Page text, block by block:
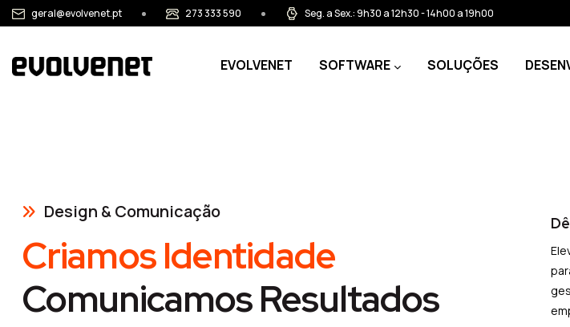
Passar para o conteúdo principal
geral@evolvenet.pt 273 333 590 Seg. a Sex.: 9h30 a 12h30 - 14h00 a 19h00
EVOLVENET SOFTWARE SOLUÇÕES
Design & Comunicação
Criamos Identidade
Comunicamos Resultados